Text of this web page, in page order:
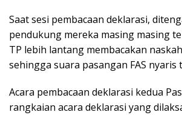
Saat sesi pembacaan deklarasi,
pendukung mereka masing masing
TP lebih lantang membacakan
sehingga suara pasangan FAS nyaris
Acara pembacaan deklarasi kedua
rangkaian acara deklarasi yang